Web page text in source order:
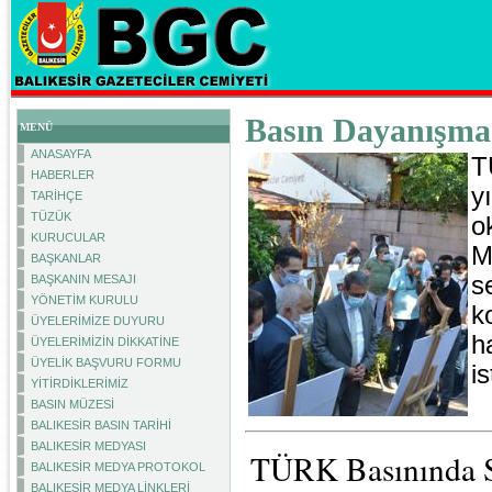
MENÜ
ANASAYFA
HABERLER
TARİHÇE
TÜZÜK
KURUCULAR
BAŞKANLAR
BAŞKANIN MESAJI
YÖNETİM KURULU
ÜYELERİMİZE DUYURU
ÜYELERİMİZİN DİKKATİNE
ÜYELİK BAŞVURU FORMU
YİTİRDİKLERİMİZ
BASIN MÜZESİ
BALIKESİR BASIN TARİHİ
BALIKESİR MEDYASI
BALIKESİR MEDYA PROTOKOL
BALIKESİR MEDYA LİNKLERİ
Basın
TÜRK Basınında